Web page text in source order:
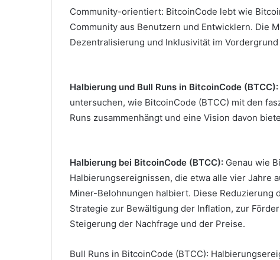
Community-orientiert: BitcoinCode lebt wie
Community aus Benutzern und Entwicklern. Die
Dezentralisierung und Inklusivität im
Halbierung und Bull Runs in BitcoinCode (BTCC):
untersuchen, wie BitcoinCode (BTCC) mit den
Runs zusammenhängt und eine Vision davon
Halbierung bei BitcoinCode (BTCC): Genau wie
Halbierungsereignissen, die etwa alle vier Jahre
Miner-Belohnungen halbiert. Diese Reduzierung
Strategie zur Bewältigung der Inflation, zur
Steigerung der Nachfrage und der Preise.
Bull Runs in BitcoinCode (BTCC):